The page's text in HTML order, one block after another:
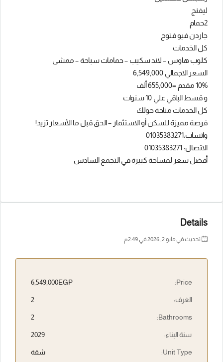
ليفنج
2حمام
جاردن فيو فتوح
كل الخدمات
كلوب هاوس – لاند سكيب – حمامات سباحة – ممشى
السعر الاجمالي 6,549,000
10% مقدم =655,000 ألف
و قسط الباقي علي 10 سنوات
كل الخدمات متاحة حولك
فرصة مميزة للسكن أو الاستثمار – الحق قبل ما الأسعار تزيد!
واتساب:01035383271
الاتصال: 01035383271
أفضل سعر لمساحة كبيرة في التجمع السادس
Details
تحديث في مايو 2, 2026 في 2:49 م
Price:
6,549,000EGP
الغرف: 2
Bathrooms:
2
سنة البناء: 2029
Unit Type: شقة